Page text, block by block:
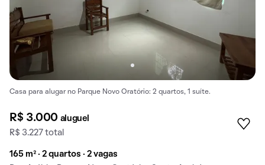
Casa para alugar no Parque Novo Oratório: 2 quartos, 1 suíte.
R$ 3.000 aluguel
R$ 3.227 total
165 m² · 2 quartos · 2 vagas